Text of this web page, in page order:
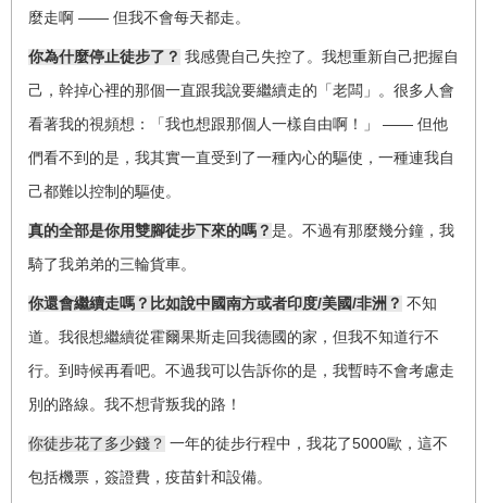
麼走啊 —— 但我不會每天都走。
你為什麼停止徒步了？ 我感覺自己失控了。我想重新自己把握自
己，幹掉心裡的那個一直跟我說要繼續走的「老闆」。很多人會
看著我的視頻想：「我也想跟那個人一樣自由啊！」 —— 但他
們看不到的是，我其實一直受到了一種內心的驅使，一種連我自
己都難以控制的驅使。
真的全部是你用雙腳徒步下來的嗎？ 是。不過有那麼幾分鐘，我
騎了我弟弟的三輪貨車。
你還會繼續走嗎？比如說中國南方或者印度/美國/非洲？ 不知
道。我很想繼續從霍爾果斯走回我德國的家，但我不知道行不
行。到時候再看吧。不過我可以告訴你的是，我暫時不會考慮走
別的路線。我不想背叛我的路！
你徒步花了多少錢？ 一年的徒步行程中，我花了5000歐，這不
包括機票，簽證費，疫苗針和設備。